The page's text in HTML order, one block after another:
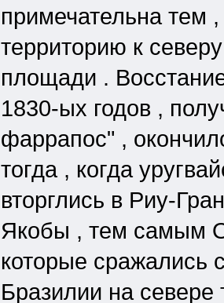
примечательна тем
территорию к
площади .
1830-ых годов ,
фаррапос" ,
тогда , когда
вторглись в Риу-
Якобы , тем самым
которые сражались
Бразилии на